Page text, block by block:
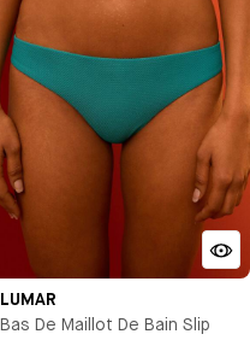
LUMAR
Bas De Maillot De Bain Slip